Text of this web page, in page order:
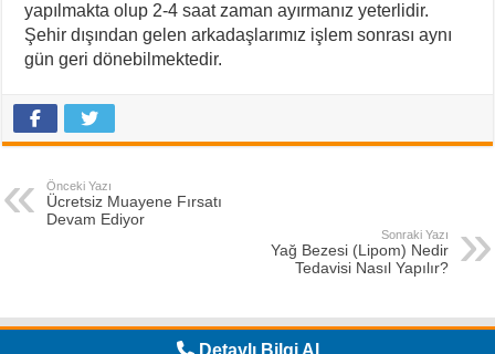
yapılmakta olup 2-4 saat zaman ayırmanız yeterlidir.
Şehir dışından gelen arkadaşlarımız işlem sonrası aynı
gün geri dönebilmektedir.
Önceki Yazı
Ücretsiz Muayene Fırsatı
Devam Ediyor
Sonraki Yazı
Yağ Bezesi (Lipom) Nedir
Tedavisi Nasıl Yapılır?
Detaylı Bilgi Al